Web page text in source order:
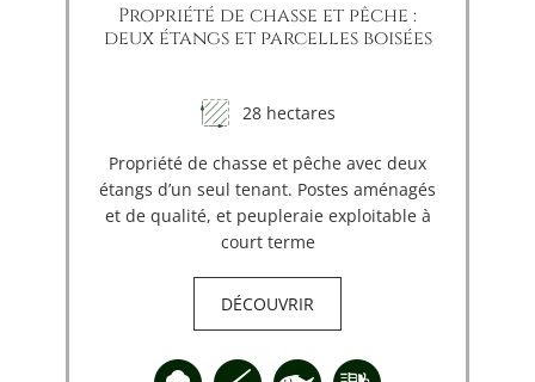
Propriété de chasse et pêche :
deux étangs et parcelles boisées
28 hectares
Propriété de chasse et pêche avec deux
étangs d’un seul tenant. Postes aménagés
et de qualité, et peupleraie exploitable à
court terme
DÉCOUVRIR